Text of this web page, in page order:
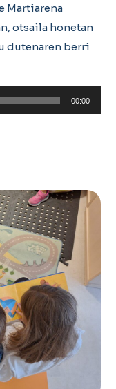
Martiarena
otsaila honetan
dutenaren berri
00:00